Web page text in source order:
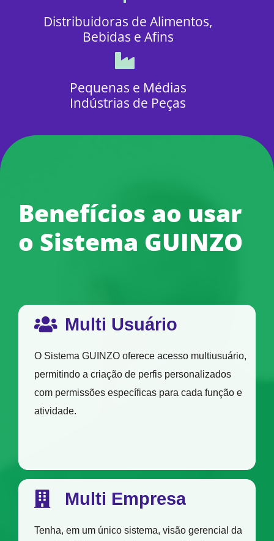
Distribuidoras de Alimentos,
Bebidas e Afins
Pequenas e Médias
Indústrias de Peças
Benefícios ao usar
o Sistema GUINZO
Multi Usuário
O Sistema GUINZO oferece acesso multiusuário,
permitindo a criação de perfis personalizados
com permissões específicas para cada função e
atividade.
Multi Empresa
Tenha, em um único sistema, visão gerencial da